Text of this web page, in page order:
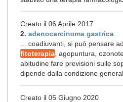
Creato il 06 Aprile 2017
2. adenocarcinoma gastrica
... coadiuvanti, si può pensare
fitoterapia , agopuntura,
abitudine fare previsioni sulle
dipende dalla condizione
Creato il 05 Giugno 2020